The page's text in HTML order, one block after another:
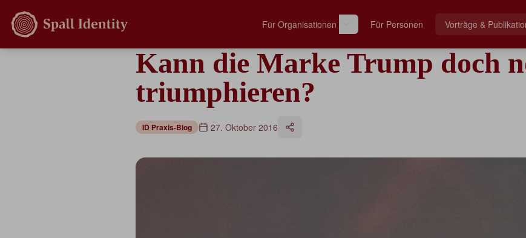
Für Organisationen Für Personen Vorträge &
Kann die Marke Trump doch
triumphieren?
ID Praxis-Blog 27. Oktober 2016